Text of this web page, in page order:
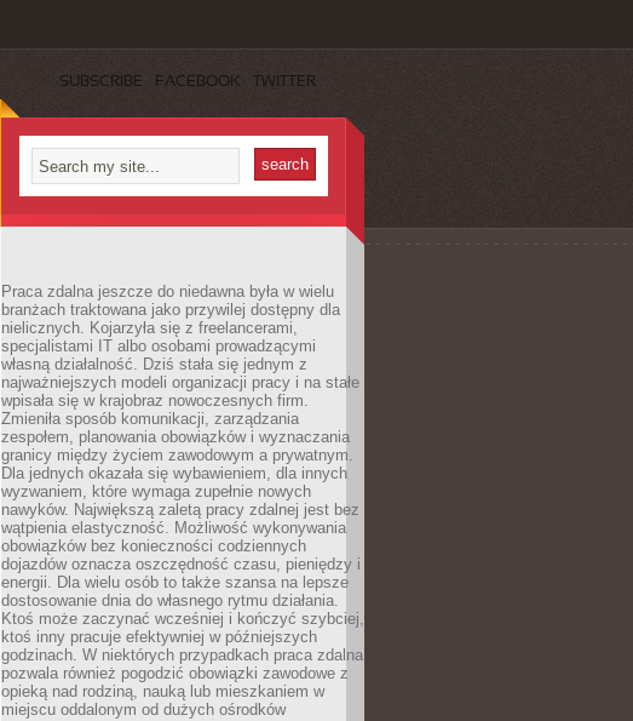
SUBSCRIBE FACEBOOK TWITTER
Praca zdalna jeszcze do niedawna była w wielu
branżach traktowana jako przywilej dostępny dla
nielicznych. Kojarzyła się z freelancerami,
specjalistami IT albo osobami prowadzącymi
własną działalność. Dziś stała się jednym z
najważniejszych modeli organizacji pracy i na stałe
wpisała się w krajobraz nowoczesnych firm.
Zmieniła sposób komunikacji, zarządzania
zespołem, planowania obowiązków i wyznaczania
granicy między życiem zawodowym a prywatnym.
Dla jednych okazała się wybawieniem, dla innych
wyzwaniem, które wymaga zupełnie nowych
nawyków. Największą zaletą pracy zdalnej jest bez
wątpienia elastyczność. Możliwość wykonywania
obowiązków bez konieczności codziennych
dojazdów oznacza oszczędność czasu, pieniędzy i
energii. Dla wielu osób to także szansa na lepsze
dostosowanie dnia do własnego rytmu działania.
Ktoś może zaczynać wcześniej i kończyć szybciej,
ktoś inny pracuje efektywniej w późniejszych
godzinach. W niektórych przypadkach praca zdalna
pozwala również pogodzić obowiązki zawodowe z
opieką nad rodziną, nauką lub mieszkaniem w
miejscu oddalonym od dużych ośrodków